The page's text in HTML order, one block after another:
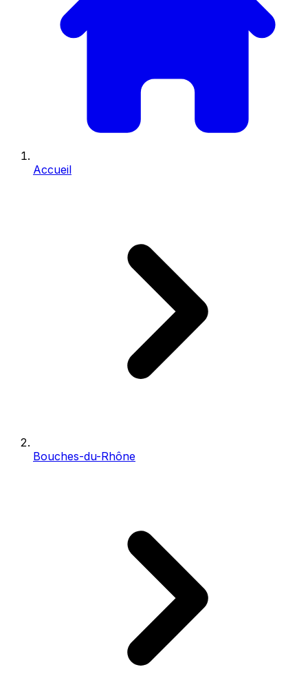
Accueil
Bouches-du-Rhône